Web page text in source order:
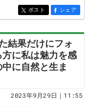
entry8342
ポスト entry8342
シェア
結果だけにフォ
に私は魅力を感
に自然と生ま
2023年9月29日｜11:55